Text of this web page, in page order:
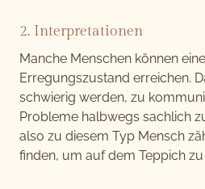
2. Interpretationen
Manche Menschen können
Erregungszustand erreichen.
schwierig werden, zu
Probleme halbwegs sachlich
also zu diesem Typ Mensch
finden, um auf dem Teppich